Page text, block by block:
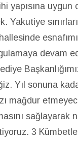
yapısına uygun
Yakutiye
devam
Yıl sonuna
mağdur
sağlayarak
3